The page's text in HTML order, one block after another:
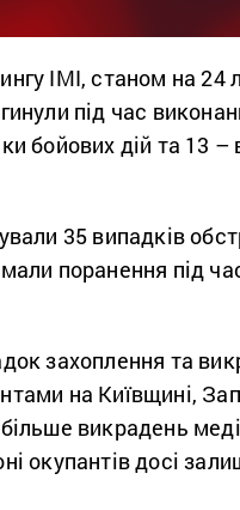
ІМІ, станом на 24
під час
бойових дій та 13 –
35 випадків
поранення під
захоплення та
на Київщині,
викрадень
окупантів досі